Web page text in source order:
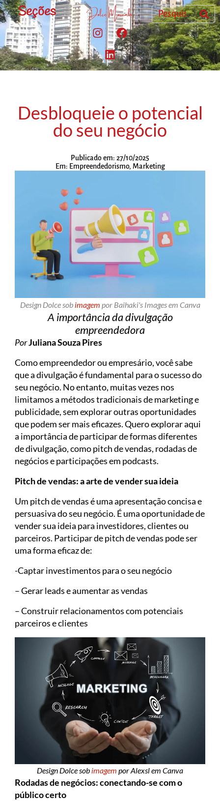
Seções
Desbloqueie o potencial
do seu negócio
Publicado em: 27/10/2025
Em: Empreendedorismo, Marketing
Design Dolce sob imagem por Baihaki's Images em Canva
A importância da divulgação
empreendedora
PorJuliana Souza Pires
Como empreendedor ou empresário, você sabe
que a divulgação é fundamental para o sucesso do
seu negócio. No entanto, muitas vezes nos
limitamos a métodos tradicionais de marketing e
publicidade, sem explorar outras oportunidades
que podem ser mais eficazes. Quero explorar aqui
a importância de participar de formas diferentes
de divulgação, como pitch de vendas, rodadas de
negócios e participações em podcasts.
Pitch de vendas: a arte de vender sua ideia
Um pitch de vendas é uma apresentação concisa e
persuasiva do seu negócio. É uma oportunidade de
vender sua ideia para investidores, clientes ou
parceiros. Participar de pitch de vendas pode ser
uma forma eficaz de:
-Captar investimentos para o seu negócio
– Gerar leads e aumentar as vendas
– Construir relacionamentos com potenciais
parceiros e clientes
Design Dolce sob imagem por Alexsl em Canva
Rodadas de negócios: conectando-se com o
público certo